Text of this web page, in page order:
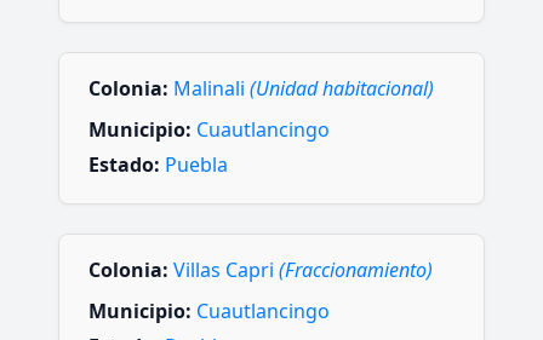
Colonia: Malinali (Unidad habitacional)
Municipio: Cuautlancingo
Estado: Puebla
Colonia: Villas Capri (Fraccionamiento)
Municipio: Cuautlancingo